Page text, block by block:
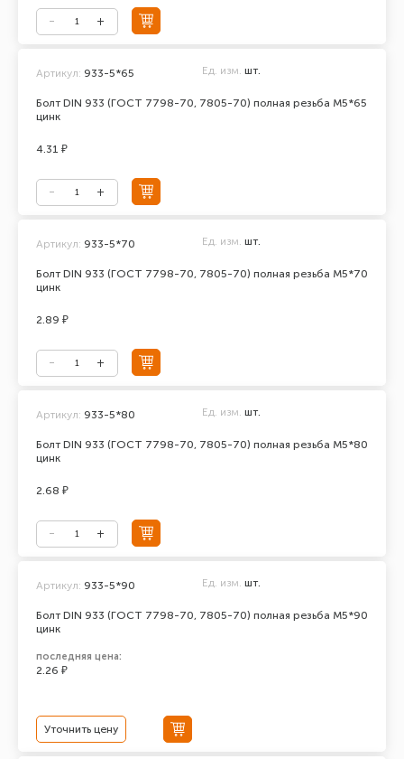
Болт DIN 933 (ГОСТ 7798-70, 7805-70) полная резьба М5*65
цинк
Артикул: 933-5*65 Ед. изм. шт.
4.31 ₽
Болт DIN 933 (ГОСТ 7798-70, 7805-70) полная резьба М5*70
цинк
Артикул: 933-5*70 Ед. изм. шт.
2.89 ₽
Болт DIN 933 (ГОСТ 7798-70, 7805-70) полная резьба М5*80
цинк
Артикул: 933-5*80 Ед. изм. шт.
2.68 ₽
Болт DIN 933 (ГОСТ 7798-70, 7805-70) полная резьба М5*90
цинк
Артикул: 933-5*90 Ед. изм. шт.
последняя цена:
2.26 ₽
Уточнить цену